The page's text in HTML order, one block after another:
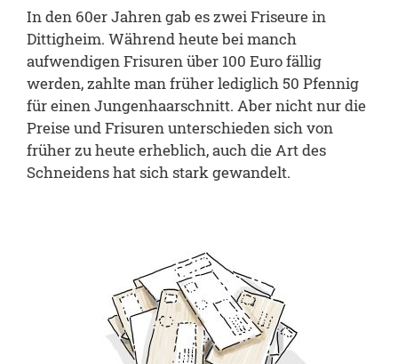
In den 60er Jahren gab es zwei Friseure in
Dittigheim. Während heute bei manch
aufwendigen Frisuren über 100 Euro fällig
werden, zahlte man früher lediglich 50 Pfennig
für einen Jungenhaarschnitt. Aber nicht nur die
Preise und Frisuren unterschieden sich von
früher zu heute erheblich, auch die Art des
Schneidens hat sich stark gewandelt.